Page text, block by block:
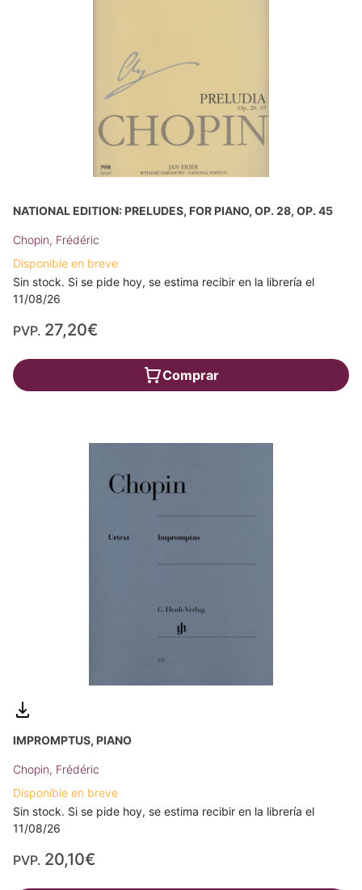
NATIONAL EDITION: PRELUDES, FOR PIANO, OP. 28, OP. 45
Chopin, Frédéric
Disponible en breve
Sin stock. Si se pide hoy, se estima recibir en la librería el
11/08/26
PVP. 27,20€
Comprar
IMPROMPTUS, PIANO
Chopin, Frédéric
Disponible en breve
Sin stock. Si se pide hoy, se estima recibir en la librería el
11/08/26
PVP. 20,10€